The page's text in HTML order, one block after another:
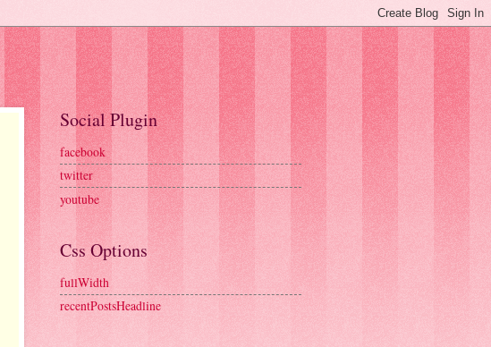
Social Plugin
facebook
twitter
youtube
Css Options
fullWidth
recentPostsHeadline